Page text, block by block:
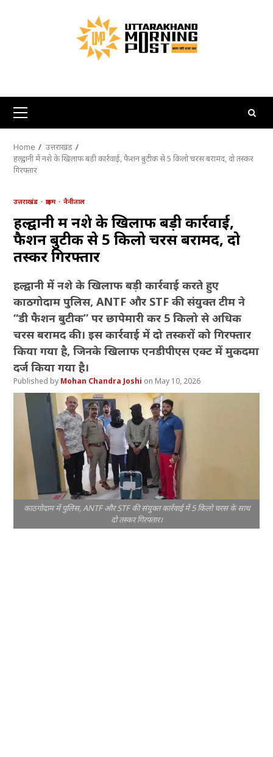
Primary
Menu
Home
उत्तराखंड
हल्द्वानी में नशे के खिलाफ बड़ी कार्रवाई, फैशन बुटीक से 5 किलो चरस बरामद, दो तस्कर
गिरफ्तार
उत्तराखंड क्राइम नैनीताल
हल्द्वानी में नशे के खिलाफ बड़ी कार्रवाई,
फैशन बुटीक से 5 किलो चरस बरामद, दो
तस्कर गिरफ्तार
हल्द्वानी में नशे के खिलाफ बड़ी कार्रवाई करते हुए
काठगोदाम पुलिस, ANTF और STF की संयुक्त टीम ने
“डी फैशन बुटीक” पर छापेमारी कर 5 किलो से अधिक
चरस बरामद की। इस कार्रवाई में दो तस्करों को गिरफ्तार
किया गया है, जिनके खिलाफ एनडीपीएस एक्ट में मुकदमा
दर्ज किया गया है।
Mohan Chandra Joshi May 10, 2026
काठगोदाम में पुलिस, ANTF और STF की संयुक्त कार्रवाई में 5 किलो चरस के साथ
दो तस्कर गिरफ्तार।